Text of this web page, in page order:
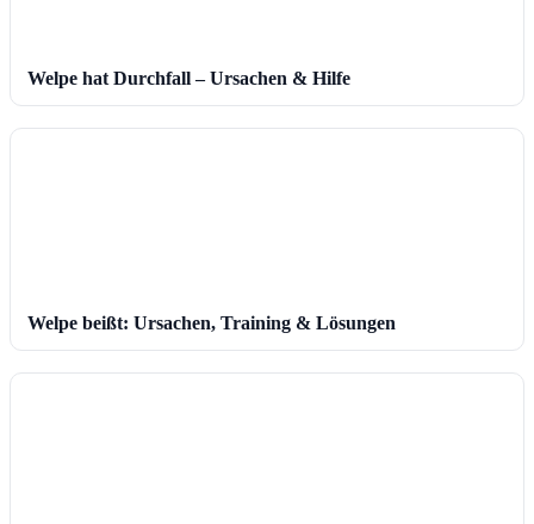
Welpe hat Durchfall – Ursachen & Hilfe
Welpe beißt: Ursachen, Training & Lösungen